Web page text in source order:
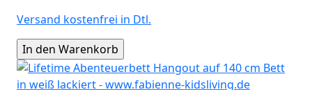
Versand kostenfrei in Dtl.